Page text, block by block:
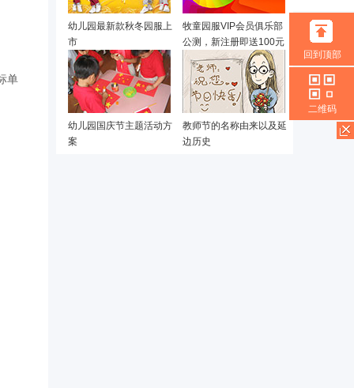
单
幼儿园最新款秋冬园服上
市
牧童园服VIP会员俱乐部
公测，新注册即送100元
幼儿园国庆节主题活动方
案
教师节的名称由来以及延
边历史
回到顶部
二维码